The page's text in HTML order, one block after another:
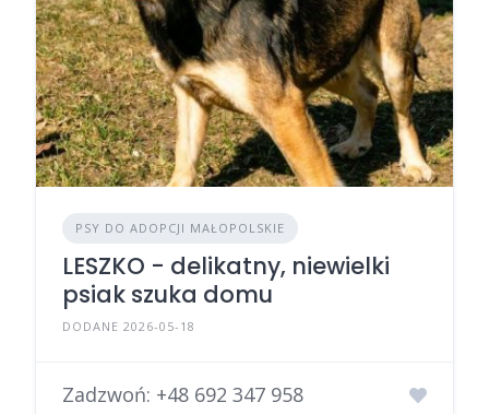
PSY DO ADOPCJI MAŁOPOLSKIE
LESZKO - delikatny, niewielki
psiak szuka domu
DODANE 2026-05-18
Zadzwoń: +48 692 347 958